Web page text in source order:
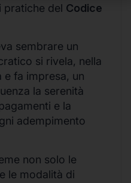
pratiche del Codice
sembrare un
si rivela, nella
fa impresa, un
la serenità
e la
adempimento
non solo le
le modalità di